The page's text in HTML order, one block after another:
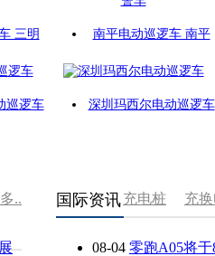
三明 南平电动巡逻车 南平
巡逻车
深圳玛西尔电动巡逻车
.. 充
充电桩
国际资讯
08-04 零跑A05将